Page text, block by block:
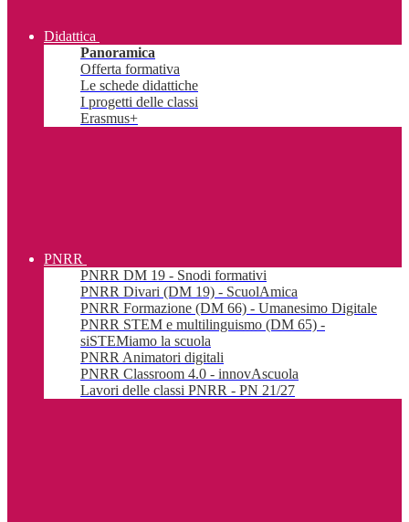
Didattica
Panoramica
Offerta formativa
Le schede didattiche
I progetti delle classi
Erasmus+
PNRR
PNRR DM 19 - Snodi formativi
PNRR Divari (DM 19) - ScuolAmica
PNRR Formazione (DM 66) - Umanesimo Digitale
PNRR STEM e multilinguismo (DM 65) -
siSTEMiamo la scuola
PNRR Animatori digitali
PNRR Classroom 4.0 - innovAscuola
Lavori delle classi PNRR - PN 21/27